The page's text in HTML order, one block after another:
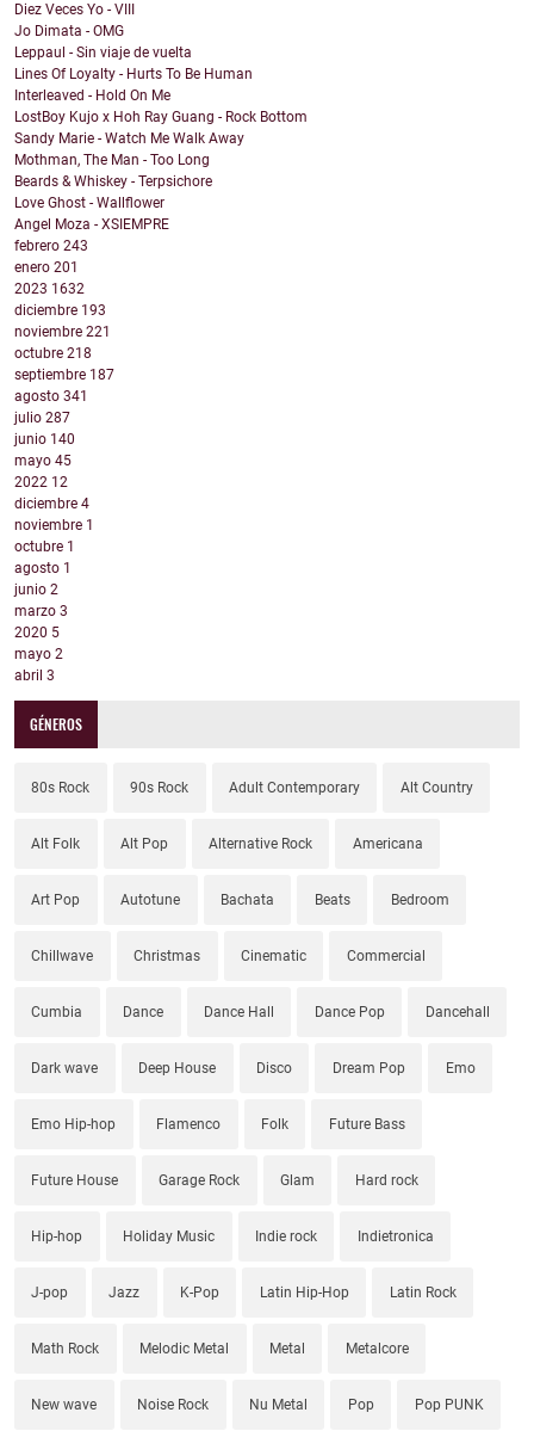
Diez Veces Yo - VIII
Jo Dimata - OMG
Leppaul - Sin viaje de vuelta
Lines Of Loyalty - Hurts To Be Human
Interleaved - Hold On Me
LostBoy Kujo x Hoh Ray Guang - Rock Bottom
Sandy Marie - Watch Me Walk Away
Mothman, The Man - Too Long
Beards & Whiskey - Terpsichore
Love Ghost - Wallflower
Angel Moza - XSIEMPRE
febrero 243
enero 201
2023 1632
diciembre 193
noviembre 221
octubre 218
septiembre 187
agosto 341
julio 287
junio 140
mayo 45
2022 12
diciembre 4
noviembre 1
octubre 1
agosto 1
junio 2
marzo 3
2020 5
mayo 2
abril 3
GÉNEROS
80s Rock 90s Rock Adult Contemporary Alt Country
Alt Folk Alt Pop Alternative Rock Americana
Art Pop Autotune Bachata Beats Bedroom
Chillwave Christmas Cinematic Commercial
Cumbia Dance Dance Hall Dance Pop Dancehall
Dark wave Deep House Disco Dream Pop Emo
Emo Hip-hop Flamenco Folk Future Bass
Future House Garage Rock Glam Hard rock
Hip-hop Holiday Music Indie rock Indietronica
J-pop Jazz K-Pop Latin Hip-Hop Latin Rock
Math Rock Melodic Metal Metal Metalcore
New wave Noise Rock Nu Metal Pop Pop PUNK